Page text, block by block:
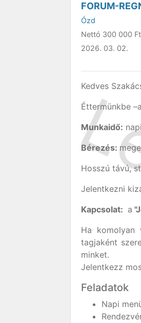
FORUM-
Ózd
Nettó 300 000 Ft
2026. 03. 02.
Kedves
Éttermünkbe
Munkaidő:
Bérezés:
Hosszú távú,
Jelentkezni
Kapcsolat: a
Ha komolyan
tagjaként
minket.
Jelentkezz
Feladatok
Napi